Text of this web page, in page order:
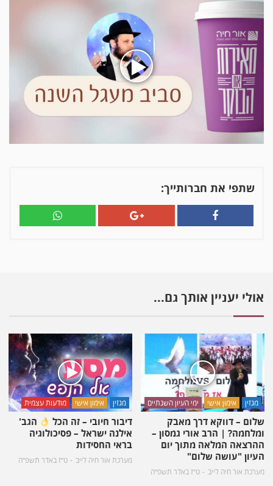
בעת
לחיצה
על
הכפתור
הינך
מפעיל
הסרטון
בעולם
שתפי את חברותייך:
אולי יעניין אותך גם...
מגזין אימון אישי ימי העיון השנתיים
שלום – דווקא דרך מאבק
ומלחמה? | הרב אורי גמסון –
ההרצאה המלאה מתוך יום
העיון "עושה שלום"
מערכת אור חיה לייב ט״ז באדר תשפ״ה
מגזין אימון אישי מודעות עצמית
דיבור חיובי – זה הכל
הגב'
אילנה ישראל – פסיכולוגיה
בראי החסידות
מערכת אור חיה לייב ט״ז באדר תשפ״ה